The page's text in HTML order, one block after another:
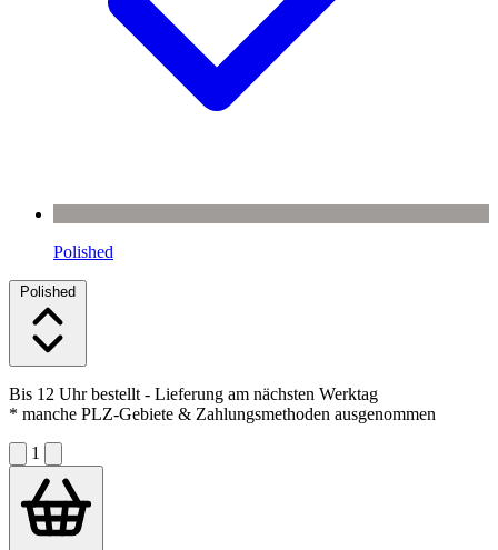
Polished
Polished
Bis 12 Uhr bestellt - Lieferung am nächsten Werktag
* manche PLZ-Gebiete & Zahlungsmethoden ausgenommen
1